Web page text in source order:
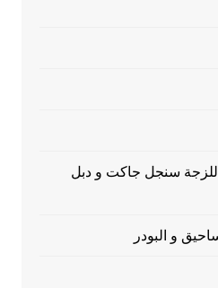
سنجل جاكت و دبل
و البودر